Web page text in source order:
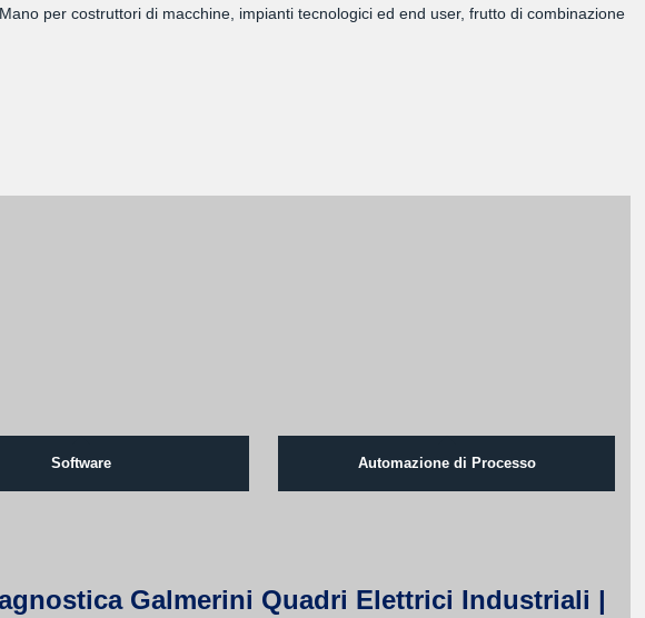
per costruttori di macchine, impianti tecnologici ed end user, frutto di combinazione
Software Automazione di Processo
Galmerini Quadri Elettrici Industriali |